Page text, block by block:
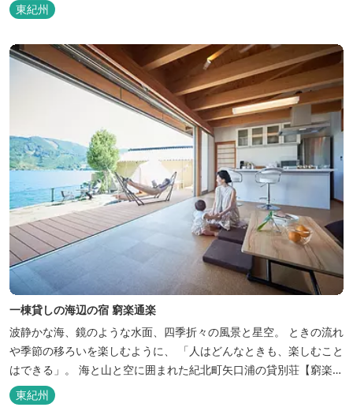
東紀州
一棟貸しの海辺の宿 窮楽通楽
波静かな海、鏡のような水面、四季折々の風景と星空。 ときの流れ
や季節の移ろいを楽しむように、 「人はどんなときも、楽しむこと
はできる」。 海と山と空に囲まれた紀北町矢口浦の貸別荘【窮楽通
楽】。 中国古典『荘子』の一節「窮亦楽、通亦楽」から名づけまし
た。 いつでも気軽にご利用ください。
東紀州